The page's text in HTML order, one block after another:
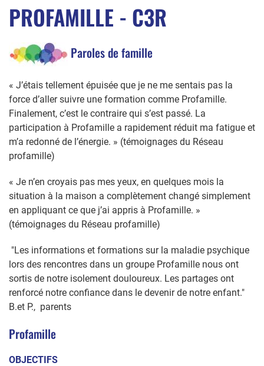
PROFAMILLE - C3R
Paroles de famille
« J’étais tellement épuisée que je ne me sentais pas la
force d’aller suivre une formation comme Profamille.
Finalement, c’est le contraire qui s’est passé. La
participation à Profamille a rapidement réduit ma fatigue et
m’a redonné de l’énergie. » (témoignages du Réseau
profamille)
« Je n’en croyais pas mes yeux, en quelques mois la
situation à la maison a complètement changé simplement
en appliquant ce que j’ai appris à Profamille. »
(témoignages du Réseau profamille)
"Les informations et formations sur la maladie psychique
lors des rencontres dans un groupe Profamille nous ont
sortis de notre isolement douloureux. Les partages ont
renforcé notre confiance dans le devenir de notre enfant."
B.et P., parents
Profamille
OBJECTIFS